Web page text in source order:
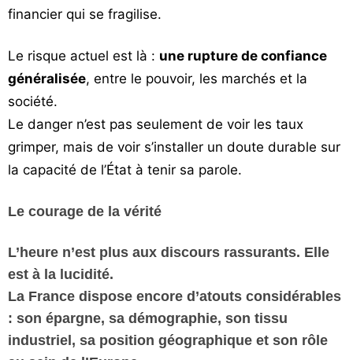
financier qui se fragilise.
Le risque actuel est là : une rupture de confiance
généralisée, entre le pouvoir, les marchés et la
société.
Le danger n’est pas seulement de voir les taux
grimper, mais de voir s’installer un doute durable sur
la capacité de l’État à tenir sa parole.
Le courage de la vérité
L’heure n’est plus aux discours rassurants. Elle
est à la lucidité.
La France dispose encore d’atouts considérables
: son épargne, sa démographie, son tissu
industriel, sa position géographique et son rôle